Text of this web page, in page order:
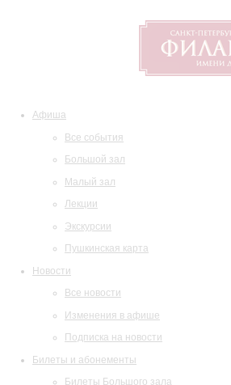
Афиша
Все события
Большой зал
Малый зал
Лекции
Экскурсии
Пушкинская карта
Новости
Все новости
Изменения в афише
Подписка на новости
Билеты и абонементы
Билеты Большого зала